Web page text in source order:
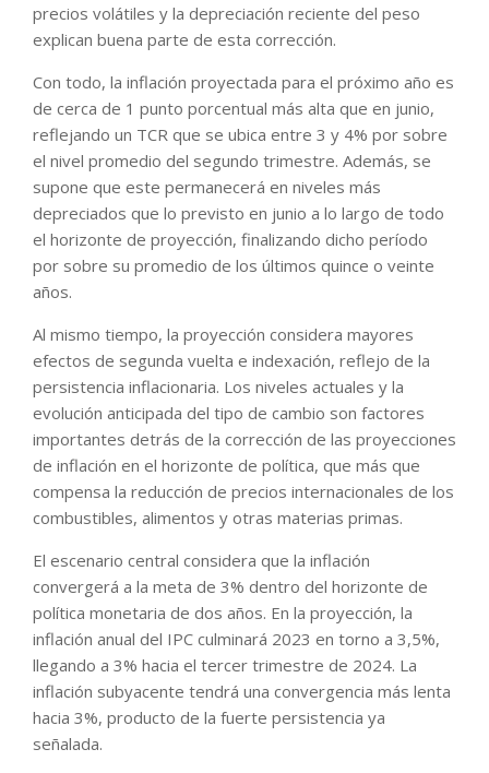
precios volátiles y la depreciación reciente del peso
explican buena parte de esta corrección.
Con todo, la inflación proyectada para el próximo año es
de cerca de 1 punto porcentual más alta que en junio,
reflejando un TCR que se ubica entre 3 y 4% por sobre
el nivel promedio del segundo trimestre. Además, se
supone que este permanecerá en niveles más
depreciados que lo previsto en junio a lo largo de todo
el horizonte de proyección, finalizando dicho período
por sobre su promedio de los últimos quince o veinte
años.
Al mismo tiempo, la proyección considera mayores
efectos de segunda vuelta e indexación, reflejo de la
persistencia inflacionaria. Los niveles actuales y la
evolución anticipada del tipo de cambio son factores
importantes detrás de la corrección de las proyecciones
de inflación en el horizonte de política, que más que
compensa la reducción de precios internacionales de los
combustibles, alimentos y otras materias primas.
El escenario central considera que la inflación
convergerá a la meta de 3% dentro del horizonte de
política monetaria de dos años. En la proyección, la
inflación anual del IPC culminará 2023 en torno a 3,5%,
llegando a 3% hacia el tercer trimestre de 2024. La
inflación subyacente tendrá una convergencia más lenta
hacia 3%, producto de la fuerte persistencia ya
señalada.